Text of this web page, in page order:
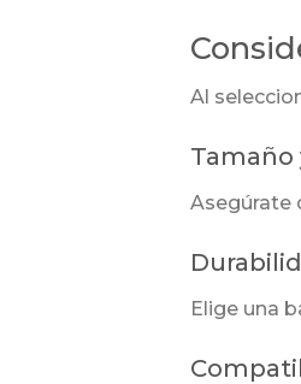
Al
Tamaño
Asegúrate
Elige una